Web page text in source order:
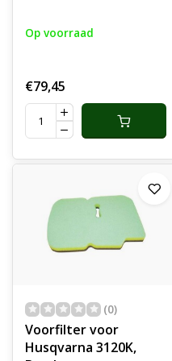
Motorslijper,
Elektronische spoel
voor K 650, K 700, K
850, K 950, K 1200, K
1250, 3120
Op voorraad
€79,45
(0)
Voorfilter voor
Husqvarna 3120K,